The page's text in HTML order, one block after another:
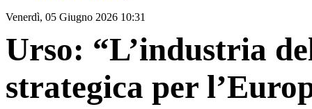
Venerdì, 05 Giugno 2026 10:31
Urso: “L’industria
strategica per